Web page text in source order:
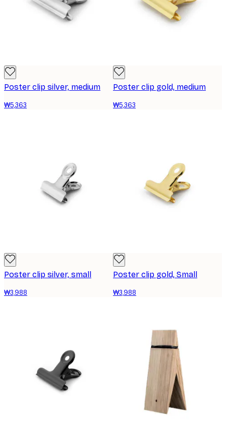
Poster clip silver, medium
₩5,363
Poster clip gold, medium
₩5,363
Poster clip silver, small
₩3,988
Poster clip gold, Small
₩3,988